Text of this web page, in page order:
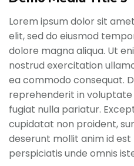
Lorem ipsum dolor sit
elit, sed do eiusmod
dolore magna aliqua. Ut
nostrud exercitation
ea commodo consequat.
reprehenderit in voluptate
fugiat nulla pariatur.
cupidatat non proident,
deserunt mollit anim id est
perspiciatis unde omnis